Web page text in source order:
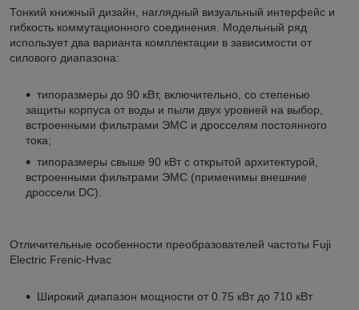
Тонкий книжный дизайн, наглядный визуальный интерфейс и
гибкость коммутационного соединения. Модельный ряд
использует два варианта комплектации в зависимости от
силового диапазона:
типоразмеры до 90 кВт, включительно, со степенью
защиты корпуса от воды и пыли двух уровней на выбор,
встроенными фильтрами ЭМС и дросселям постоянного
тока;
типоразмеры свыше 90 кВт с открытой архитектурой,
встроенными фильтрами ЭМС (применимы внешние
дроссели DC).
Отличительные особенности преобразователей частоты Fuji
Electric Frenic-Hvac
Широкий диапазон мощности от 0.75 кВт до 710 кВт